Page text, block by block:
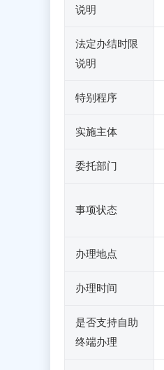
说明
法定办结时限
说明
特别程序
实施主体
委托部门
事项状态
办理地点
办理时间
是否支持自助
终端办理